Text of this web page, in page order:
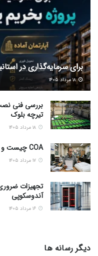
برای سرمایه‌گذاری در
۱۸ مرداد ۱۴۰۵
بررسی فنی
تیرچه بلوک
COA چیست و چرا بدون آن نباید ماده شیمیایی خرید؟
تجهیزات
آندوسکوپی
دیگر رسانه ها